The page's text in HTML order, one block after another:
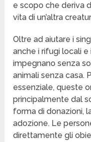
e scopo che deriva
vita di un’altra
Oltre ad aiutare i
anche i rifugi locali
impegnano senza
animali senza casa.
essenziale, queste
principalmente dal
forma di donazioni,
adozione. Le
direttamente gli